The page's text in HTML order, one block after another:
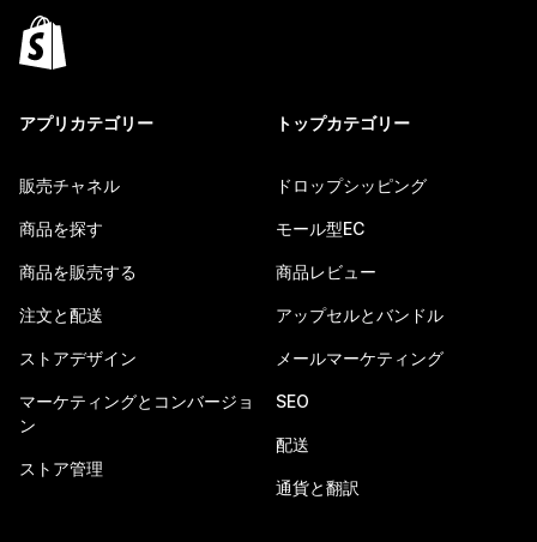
アプリカテゴリー
販売チャネル
商品を探す
商品を販売する
注文と配送
ストアデザイン
マーケティングとコンバージョ
ン
ストア管理
トップカテゴリー
ドロップシッピング
モール型EC
商品レビュー
アップセルとバンドル
メールマーケティング
SEO
配送
通貨と翻訳